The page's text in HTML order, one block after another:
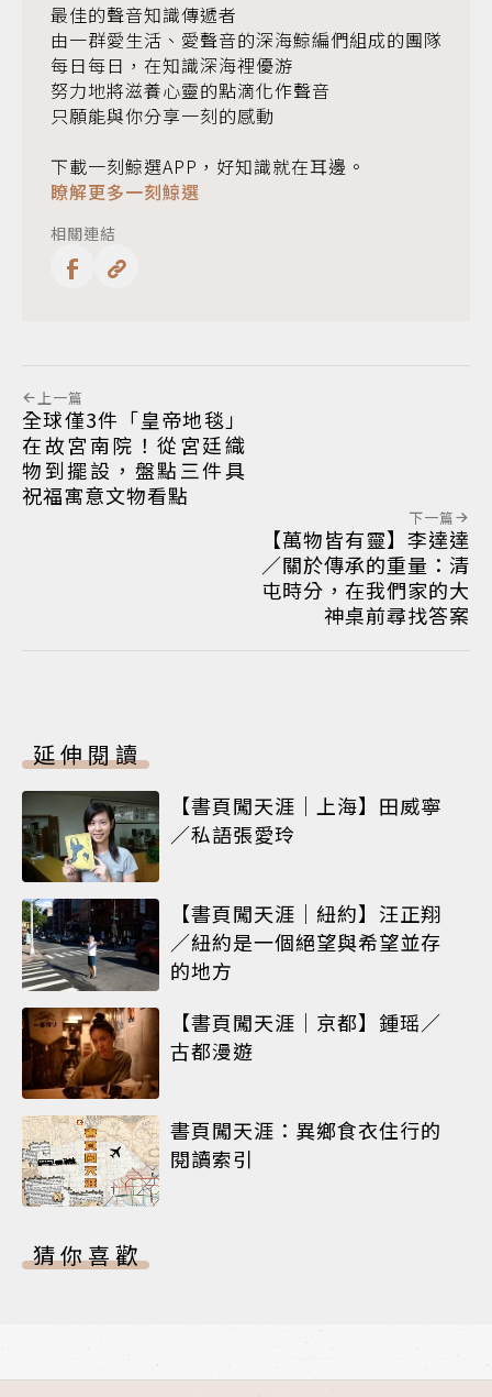
最佳的聲音知識傳遞者
由一群愛生活、愛聲音的深海鯨編們組成的團隊
每日每日，在知識深海裡優游
努力地將滋養心靈的點滴化作聲音
只願能與你分享一刻的感動
下載一刻鯨選APP，好知識就在耳邊。
瞭解更多一刻鯨選
相關連結
上一篇
全球僅3件「皇帝地毯」
在故宮南院！從宮廷織
物到擺設，盤點三件具
祝福寓意文物看點
下一篇
【萬物皆有靈】李達達
／關於傳承的重量：清
屯時分，在我們家的大
神桌前尋找答案
延伸閱讀
【書頁闖天涯｜上海】田威寧
／私語張愛玲
【書頁闖天涯｜紐約】汪正翔
／紐約是一個絕望與希望並存
的地方
【書頁闖天涯｜京都】鍾瑶／
古都漫遊
書頁闖天涯：異鄉食衣住行的
閱讀索引
猜你喜歡